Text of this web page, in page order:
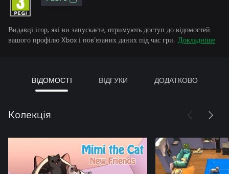
Видавці ігор, які ви запускаєте, отримують доступ до відомостей
вашого профілю Xbox і пов’язаних даних під час гри. Докладніше
ВІДОМОСТІ ВІДГУКИ ДОДАТКОВО
Колекція